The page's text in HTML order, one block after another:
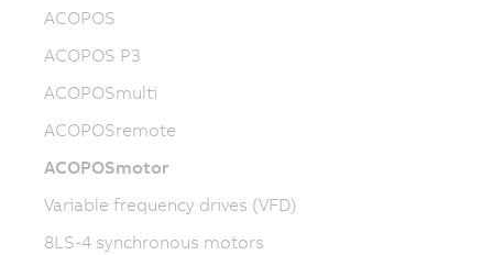
ACOPOS
ACOPOS P3
ACOPOSmulti
ACOPOSremote
ACOPOSmotor
Variable frequency drives (VFD)
8LS-4 synchronous motors